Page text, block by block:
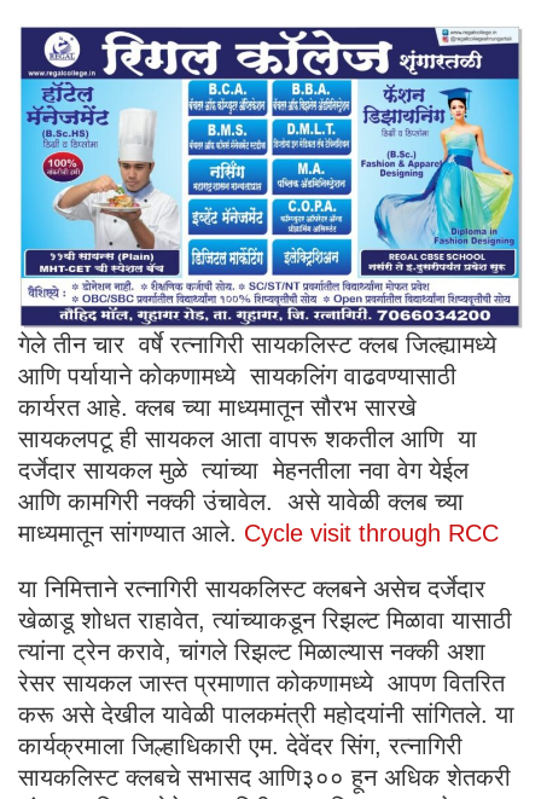
गेले तीन चार वर्षे रत्नागिरी सायकलिस्ट क्लब जिल्ह्यामध्ये
आणि पर्यायाने कोकणामध्ये सायकलिंग वाढवण्यासाठी
कार्यरत आहे. क्लब च्या माध्यमातून सौरभ सारखे
सायकलपटू ही सायकल आता वापरू शकतील आणि या
दर्जेदार सायकल मुळे त्यांच्या मेहनतीला नवा वेग येईल
आणि कामगिरी नक्की उंचावेल. असे यावेळी क्लब च्या
माध्यमातून सांगण्यात आले. Cycle visit through RCC
या निमित्ताने रत्नागिरी सायकलिस्ट क्लबने असेच दर्जेदार
खेळाडू शोधत राहावेत, त्यांच्याकडून रिझल्ट मिळावा यासाठी
त्यांना ट्रेन करावे, चांगले रिझल्ट मिळाल्यास नक्की अशा
रेसर सायकल जास्त प्रमाणात कोकणामध्ये आपण वितरित
करू असे देखील यावेळी पालकमंत्री महोदयांनी सांगितले. या
कार्यक्रमाला जिल्हाधिकारी एम. देवेंदर सिंग, रत्नागिरी
सायकलिस्ट क्लबचे सभासद आणि३०० हून अधिक शेतकरी